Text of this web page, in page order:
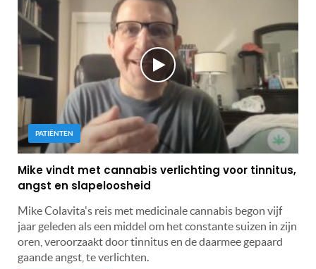
PATIËNTEN
Mike vindt met cannabis verlichting voor tinnitus,
angst en slapeloosheid
Mike Colavita's reis met medicinale cannabis begon vijf
jaar geleden als een middel om het constante suizen in zijn
oren, veroorzaakt door tinnitus en de daarmee gepaard
gaande angst, te verlichten.